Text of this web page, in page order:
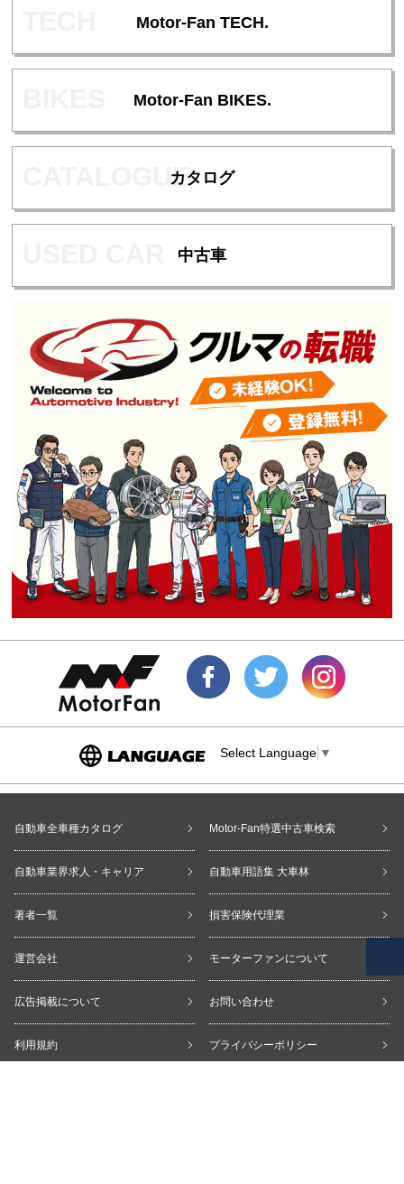
Motor-Fan TECH.
Motor-Fan BIKES.
カタログ
中古車
Select Language ▼
自動車全車種カタログ Motor-Fan特選中古車検索
自動車業界求人・キャリア 自動車用語集 大車林
著者一覧 損害保険代理業
運営会社 モーターファンについて
広告掲載について お問い合わせ
利用規約 プライバシーポリシー